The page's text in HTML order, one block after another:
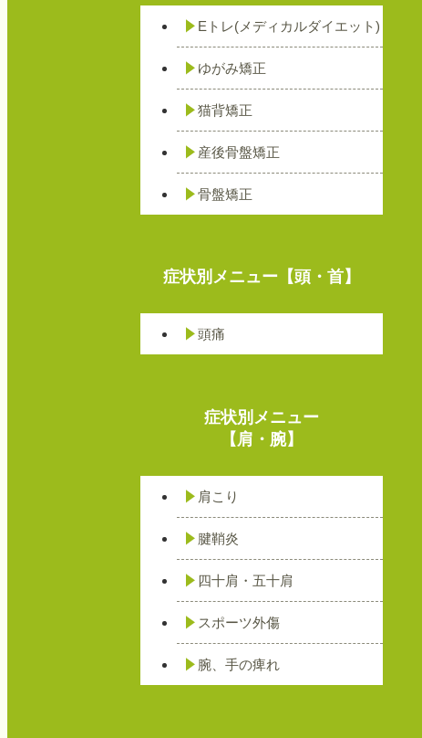
Eトレ(メディカルダイエット)
ゆがみ矯正
猫背矯正
産後骨盤矯正
骨盤矯正
症状別メニュー【頭・首】
頭痛
症状別メニュー
【肩・腕】
肩こり
腱鞘炎
四十肩・五十肩
スポーツ外傷
腕、手の痺れ